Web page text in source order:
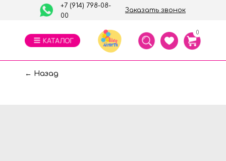
Заказать звонок
+7 (914) 798-08-
00
0
← Назад